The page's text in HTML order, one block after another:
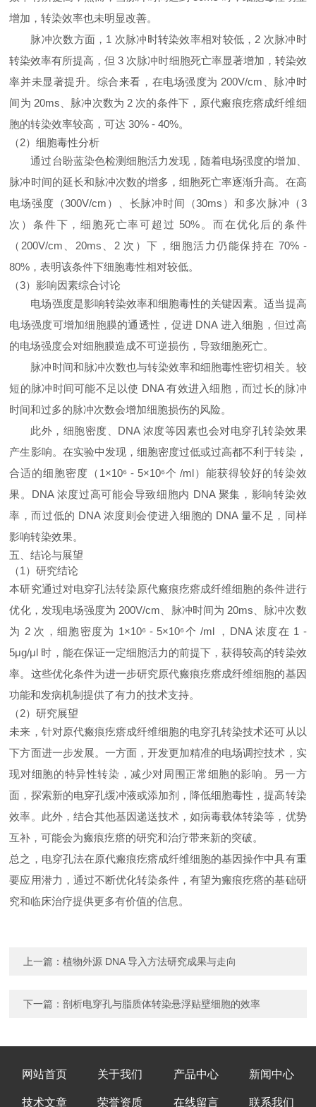
增加，转染效率也未明显改善。
脉冲次数方面，1 次脉冲时转染效率相对较低，2 次脉冲时
转染效率有所提高，但 3 次脉冲时细胞死亡率显著增加，转染效
率并未显著提升。综合来看，在电场强度为 200V/cm、脉冲时
间为 20ms、脉冲次数为 2 次的条件下，原代瘢痕疙瘩成纤维细
胞的转染效率较高，可达 30% - 40%。
（2）细胞毒性分析
通过台盼蓝染色检测细胞活力发现，随着电场强度的增加、
脉冲时间的延长和脉冲次数的增多，细胞死亡率逐渐升高。在高
电场强度（300V/cm）、长脉冲时间（30ms）和多次脉冲（3
次）条件下，细胞死亡率可超过 50%。而在优化后的条件
（200V/cm、20ms、2 次）下，细胞活力仍能保持在 70% -
80%，表明该条件下细胞毒性相对较低。
（3）影响因素综合讨论
电场强度是影响转染效率和细胞毒性的关键因素。适当提高
电场强度可增加细胞膜的通透性，促进 DNA 进入细胞，但过高
的电场强度会对细胞膜造成不可逆损伤，导致细胞死亡。
脉冲时间和脉冲次数也与转染效率和细胞毒性密切相关。较
短的脉冲时间可能不足以使 DNA 有效进入细胞，而过长的脉冲
时间和过多的脉冲次数会增加细胞损伤的风险。
此外，细胞密度、DNA 浓度等因素也会对电穿孔转染效果
产生影响。在实验中发现，细胞密度过低或过高都不利于转染，
合适的细胞密度（1×10⁶ - 5×10⁶个 /ml）能获得较好的转染效
果。DNA 浓度过高可能会导致细胞内 DNA 聚集，影响转染效
率，而过低的 DNA 浓度则会使进入细胞的 DNA 量不足，同样
影响转染效果。
五、结论与展望
（1）研究结论
本研究通过对电穿孔法转染原代瘢痕疙瘩成纤维细胞的条件进行
优化，发现电场强度为 200V/cm、脉冲时间为 20ms、脉冲次数
为 2 次，细胞密度为 1×10⁶ - 5×10⁶个 /ml ，DNA 浓度在 1 -
5μg/μl 时，能在保证一定细胞活力的前提下，获得较高的转染效
率。这些优化条件为进一步研究原代瘢痕疙瘩成纤维细胞的基因
功能和发病机制提供了有力的技术支持。
（2）研究展望
未来，针对原代瘢痕疙瘩成纤维细胞的电穿孔转染技术还可从以
下方面进一步发展。一方面，开发更加精准的电场调控技术，实
现对细胞的特异性转染，减少对周围正常细胞的影响。另一方
面，探索新的电穿孔缓冲液或添加剂，降低细胞毒性，提高转染
效率。此外，结合其他基因递送技术，如病毒载体转染等，优势
互补，可能会为瘢痕疙瘩的研究和治疗带来新的突破。
总之，电穿孔法在原代瘢痕疙瘩成纤维细胞的基因操作中具有重
要应用潜力，通过不断优化转染条件，有望为瘢痕疙瘩的基础研
究和临床治疗提供更多有价值的信息。
上一篇：植物外源 DNA 导入方法研究成果与走向
下一篇：剖析电穿孔与脂质体转染悬浮贴壁细胞的效率
网站首页 关于我们 产品中心 新闻中心
技术文章 荣誉资质 在线留言 联系我们